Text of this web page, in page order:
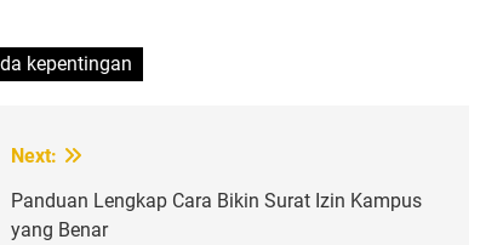
kepentingan
Next:
Panduan Lengkap Cara Bikin Surat Izin Kampus
yang Benar